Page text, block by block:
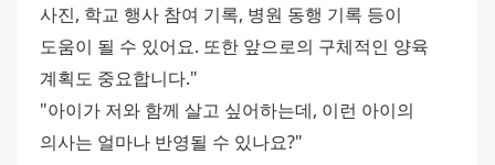
사진, 학교 행사 참여 기록, 병원 동행 기록 등이
도움이 될 수 있어요. 또한 앞으로의 구체적인 양육
계획도 중요합니다."
"아이가 저와 함께 살고 싶어하는데, 이런 아이의
의사는 얼마나 반영될 수 있나요?"